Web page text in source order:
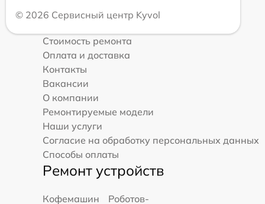
© 2026 Сервисный центр Kyvol
Стоимость ремонта
Оплата и доставка
Контакты
Вакансии
О компании
Ремонтируемые модели
Наши услуги
Согласие на обработку персональных данных
Способы оплаты
Ремонт устройств
Кофемашин
Роботов-